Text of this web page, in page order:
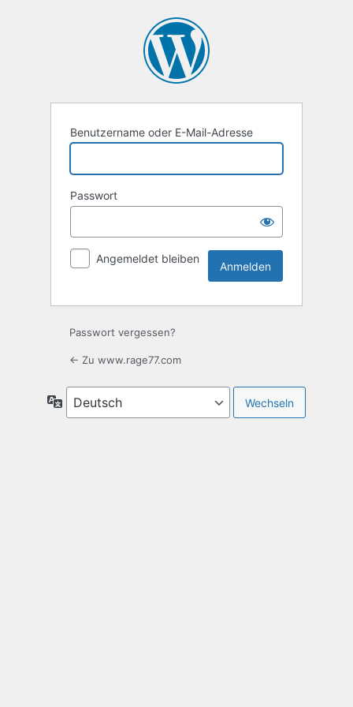
Benutzername oder E-Mail-Adresse
Passwort
Angemeldet bleiben
Passwort vergessen?
← Zu www.rage77.com
Sprache